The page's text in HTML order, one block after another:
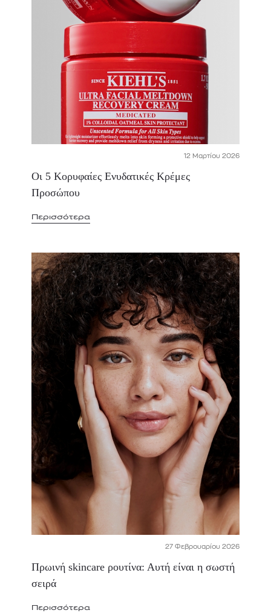
12 Μαρτίου 2026
Οι 5 Κορυφαίες Ενυδατικές Κρέμες
Προσώπου
Περισσότερα
27 Φεβρουαρίου 2026
Πρωινή skincare ρουτίνα: Αυτή είναι η σωστή
σειρά
Περισσότερα